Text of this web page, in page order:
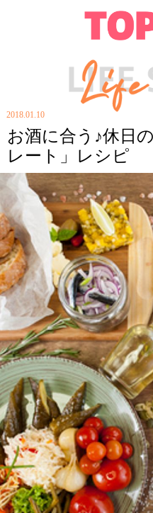
2018.01.10
お酒に合う♪休日
レート」レシピ